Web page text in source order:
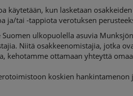
käytetään, kun lasketaan
ja/tai -tappiota verotuksen
Suomen ulkopuolella asuvia
Niitä osakkeenomistajia, jotka
kehotamme ottamaan yhteyttä
koskien hankintamenon